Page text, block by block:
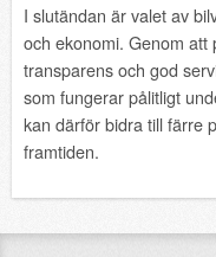
I slutändan är valet av
och ekonomi. Genom att
transparens och god
som fungerar pålitligt
kan därför bidra till färre
framtiden.